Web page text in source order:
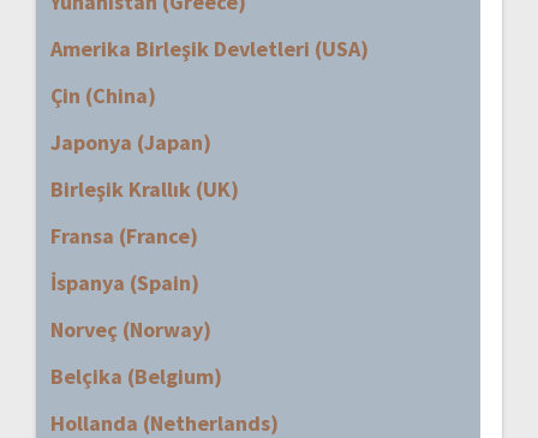
Amerika Birleşik Devletleri (USA)
Çin (China)
Japonya (Japan)
Birleşik Krallık (UK)
Fransa (France)
İspanya (Spain)
Norveç (Norway)
Belçika (Belgium)
Hollanda (Netherlands)